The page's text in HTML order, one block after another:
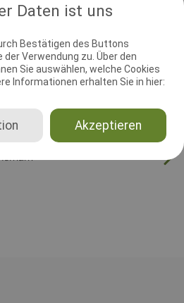
Daten ist uns
Bestätigen des Buttons
Verwendung zu. Über den
Sie auswählen, welche Cookies
Informationen erhalten Sie in hier:
Akzeptieren
Schutzdiensthelfer
Brandenhoff